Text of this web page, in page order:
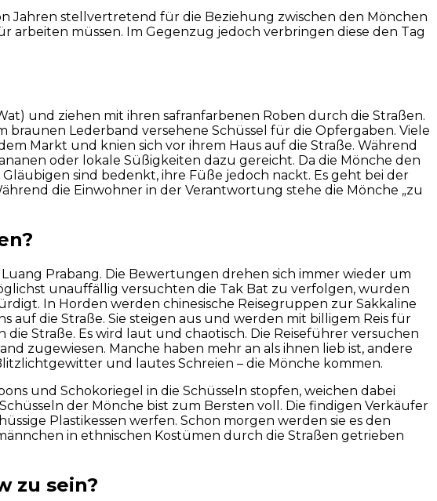
Jahren stellvertretend für die Beziehung zwischen den Mönchen
arbeiten müssen. Im Gegenzug jedoch verbringen diese den Tag
und ziehen mit ihren safranfarbenen Roben durch die Straßen.
braunen Lederband versehene Schüssel für die Opfergaben. Viele
Markt und knien sich vor ihrem Haus auf die Straße. Während
oder lokale Süßigkeiten dazu gereicht. Da die Mönche den
sind bedenkt, ihre Füße jedoch nackt. Es geht bei der
die Einwohner in der Verantwortung stehe die Mönche „zu
Prabang. Die Bewertungen drehen sich immer wieder um
unauffällig versuchten die Tak Bat zu verfolgen, wurden
In Horden werden chinesische Reisegruppen zur Sakkaline
auf die Straße. Sie steigen aus und werden mit billigem Reis für
Straße. Es wird laut und chaotisch. Die Reiseführer versuchen
zugewiesen. Manche haben mehr an als ihnen lieb ist, andere
und lautes Schreien – die Mönche kommen.
und Schokoriegel in die Schüsseln stopfen, weichen dabei
der Mönche bist zum Bersten voll. Die findigen Verkäufer
Plastikessen werfen. Schon morgen werden sie es den
in ethnischen Kostümen durch die Straßen getrieben
zu sein?